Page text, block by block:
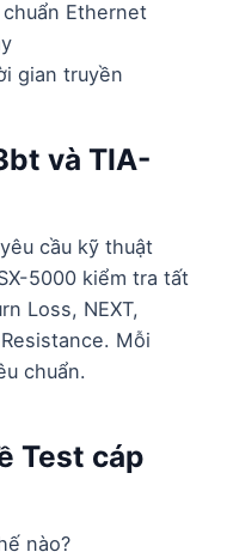
Ethernet
gian truyền
và TIA-
cầu kỹ thuật
5000 kiểm tra tất
Loss, NEXT,
Resistance. Mỗi
chuẩn.
Test cáp
nào?